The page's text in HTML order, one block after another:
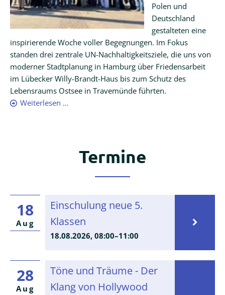
Polen und
Deutschland
gestalteten eine
inspirierende Woche voller Begegnungen. Im Fokus
standen drei zentrale UN-Nachhaltigkeitsziele, die uns von
moderner Stadtplanung in Hamburg über Friedensarbeit
im Lübecker Willy-Brandt-Haus bis zum Schutz des
Lebensraums Ostsee in Travemünde führten.
Weiterlesen …
Termine
18
Aug
Einschulung neue 5.
Klassen
18.08.2026, 08:00–11:00
28
Aug
Töne und Träume - Der
Klang von Hollywood